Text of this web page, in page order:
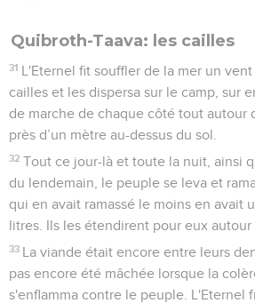
Quibroth-Taava: les cailles
31 L'Eternel fit souffler de la mer un
cailles et les dispersa sur le camp, sur
de marche de chaque côté tout autour
près d’un mètre au-dessus du sol.
32 Tout ce jour-là et toute la nuit, ainsi
du lendemain, le peuple se leva et
qui en avait ramassé le moins en avait
litres. Ils les étendirent pour eux autour
33 La viande était encore entre leurs
pas encore été mâchée lorsque la
s'enflamma contre le peuple. L'Eternel